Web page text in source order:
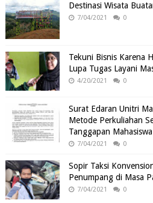
Destinasi Wisata
7/04/2021 0
Tekuni Bisnis Karena
Lupa Tugas Layani
4/20/2021 0
Surat Edaran Unitri
Metode Perkuliahan
Tanggapan Mahasiswa
7/04/2021 0
Sopir Taksi
Penumpang di Masa
7/04/2021 0